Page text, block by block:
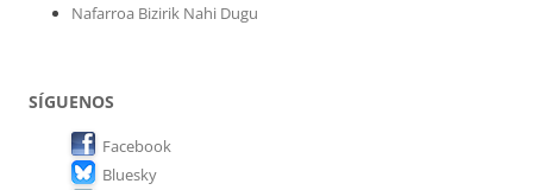
Nafarroa Bizirik Nahi Dugu
SÍGUENOS
Facebook
Bluesky